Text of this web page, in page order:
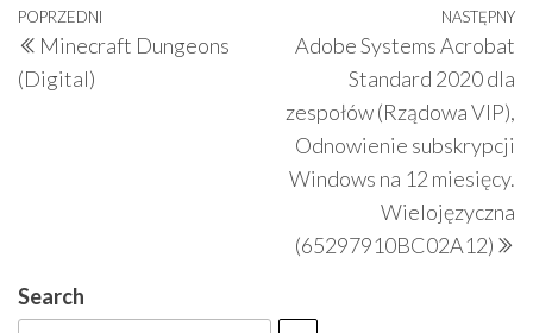
Nawigacja
wpisu
Poprzedni
wpis
POPRZEDNI
Minecraft Dungeons
(Digital)
NASTĘPNY
Adobe Systems Acrobat
Standard 2020 dla
zespołów (Rządowa VIP),
Odnowienie subskrypcji
Windows na 12 miesięcy.
Wielojęzyczna
(65297910BC02A12)
Search